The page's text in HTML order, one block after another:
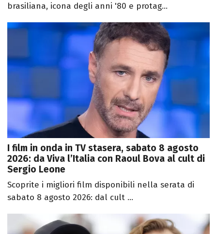
brasiliana, icona degli anni '80 e protag...
I film in onda in TV stasera, sabato 8 agosto
2026: da Viva l’Italia con Raoul Bova al cult di
Sergio Leone
Scoprite i migliori film disponibili nella serata di
sabato 8 agosto 2026: dal cult ...